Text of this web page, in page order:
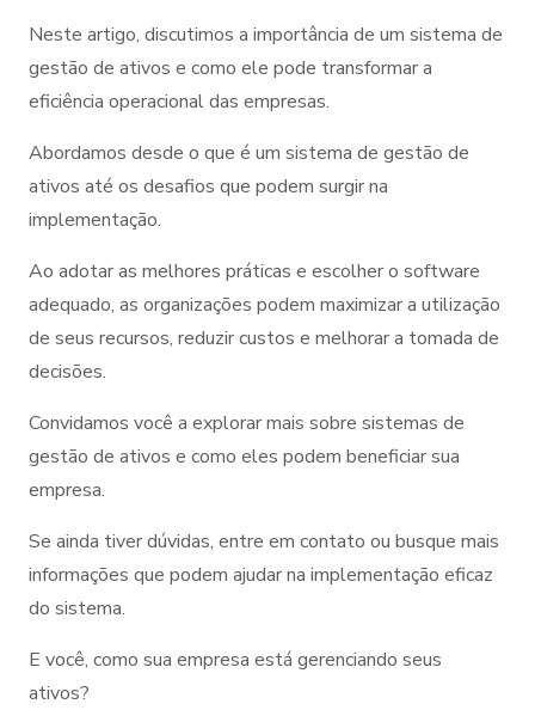
Neste artigo, discutimos a importância de um sistema de
gestão de ativos e como ele pode transformar a
eficiência operacional das empresas.
Abordamos desde o que é um sistema de gestão de
ativos até os desafios que podem surgir na
implementação.
Ao adotar as melhores práticas e escolher o software
adequado, as organizações podem maximizar a utilização
de seus recursos, reduzir custos e melhorar a tomada de
decisões.
Convidamos você a explorar mais sobre sistemas de
gestão de ativos e como eles podem beneficiar sua
empresa.
Se ainda tiver dúvidas, entre em contato ou busque mais
informações que podem ajudar na implementação eficaz
do sistema.
E você, como sua empresa está gerenciando seus
ativos?